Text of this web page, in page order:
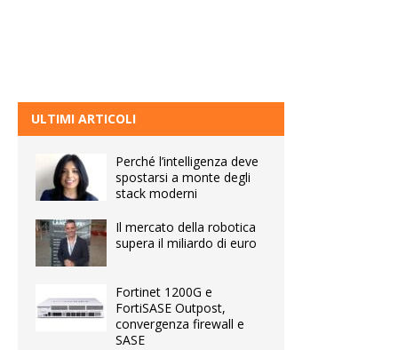
ULTIMI ARTICOLI
Perché l’intelligenza deve
spostarsi a monte degli
stack moderni
Il mercato della robotica
supera il miliardo di euro
Fortinet 1200G e
FortiSASE Outpost,
convergenza firewall e
SASE